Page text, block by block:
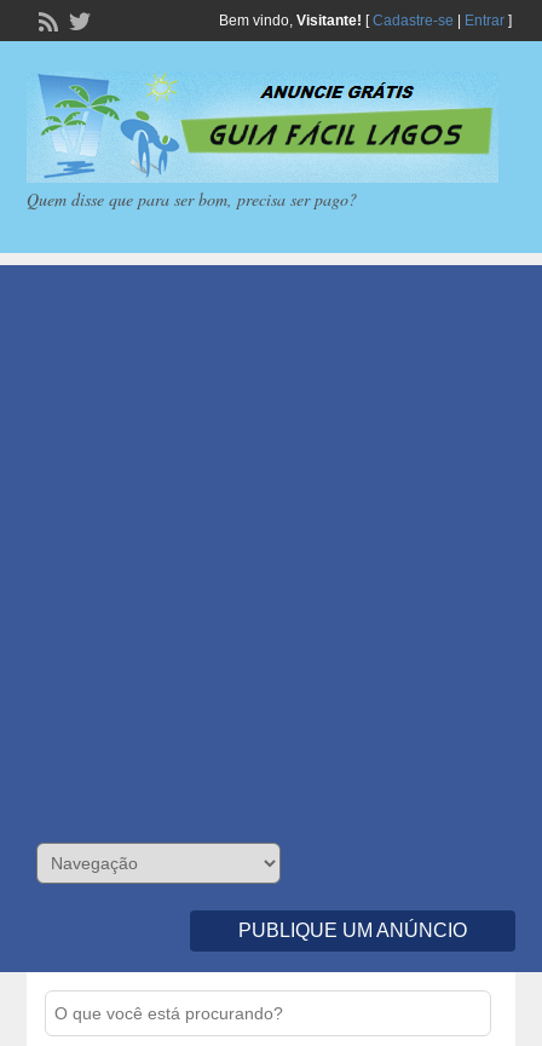
Bem vindo, Visitante! [Cadastre-se Entrar]
Quem disse que para ser bom, precisa ser pago?
PUBLIQUE UM ANÚNCIO